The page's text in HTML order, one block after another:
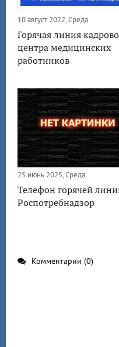
10 август 2022, Среда
Горячая линия
центра медицинских
работников
25 июнь 2025, Среда
Телефон горячей
Роспотребнадзор
Комментарии (0)